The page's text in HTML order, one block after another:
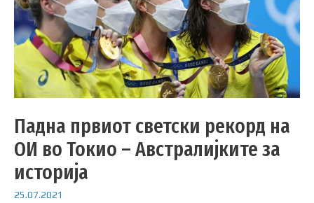
Падна првиот светски рекорд на
ОИ во Токио – Австралијките за
историја
25.07.2021